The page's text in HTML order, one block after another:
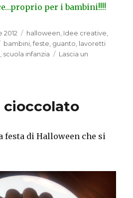
per i bambini!!!!
2012 Categorie
halloween, Idee creative,
Tag
bambini,feste, guanto, lavoretti
, scuola infanzia
Lascia un
cioccolato
festa di Halloween che si